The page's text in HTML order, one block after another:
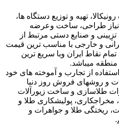
تهیه و توزیع دستگاه ها،
نیاز طراحی، ساخت وعرضه
و صنایع دستی مرتبط از
و خارجی با مناسب ترین قیمت
نقاط ایران وبا سریع ترین
منطقه میباشد.
استفاده از تجارب و آموخته های خود
و روشهای فروش روز دنیا
طلاسازی و ساخت زیورآلات
مخراجکاری، پولیشکاری طلا و
ریختگی طلا و جواهرات و